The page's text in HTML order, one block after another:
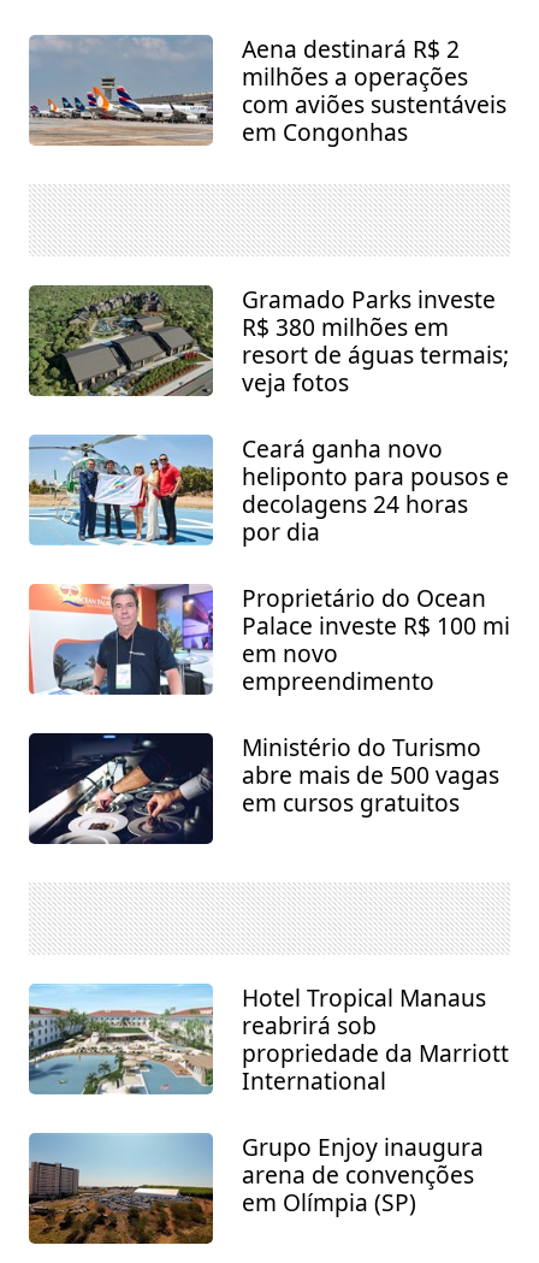
Aena destinará R$ 2
milhões a operações
com aviões sustentáveis
em Congonhas
Gramado Parks investe
R$ 380 milhões em
resort de águas termais;
veja fotos
Ceará ganha novo
heliponto para pousos e
decolagens 24 horas
por dia
Proprietário do Ocean
Palace investe R$ 100 mi
em novo
empreendimento
Ministério do Turismo
abre mais de 500 vagas
em cursos gratuitos
Hotel Tropical Manaus
reabrirá sob
propriedade da Marriott
International
Grupo Enjoy inaugura
arena de convenções
em Olímpia (SP)